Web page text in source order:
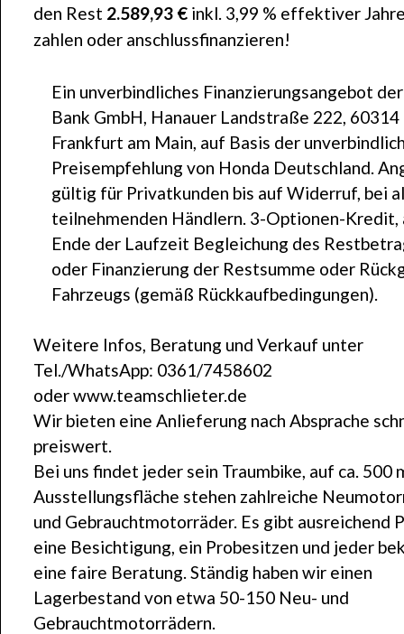
den Rest 2.589,93 € inkl. 3,99 % effektiver
zahlen oder anschlussfinanzieren!
Ein unverbindliches Finanzierungsangebot
Bank GmbH, Hanauer Landstraße 222, 60314
Frankfurt am Main, auf Basis der
Preisempfehlung von Honda Deutschland.
gültig für Privatkunden bis auf Widerruf, bei
teilnehmenden Händlern. 3-Optionen-Kredit,
Ende der Laufzeit Begleichung des
oder Finanzierung der Restsumme oder
Fahrzeugs (gemäß Rückkaufbedingungen).
Weitere Infos, Beratung und Verkauf unter
Tel./WhatsApp: 0361/7458602
oder www.teamschlieter.de
Wir bieten eine Anlieferung nach Absprache
preiswert.
Bei uns findet jeder sein Traumbike, auf ca. 500
Ausstellungsfläche stehen zahlreiche
und Gebrauchtmotorräder. Es gibt ausreichend
eine Besichtigung, ein Probesitzen und jeder
eine faire Beratung. Ständig haben wir einen
Lagerbestand von etwa 50-150 Neu- und
Gebrauchtmotorrädern.